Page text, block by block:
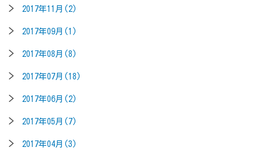
2017年11月(2)
2017年09月(1)
2017年08月(8)
2017年07月(18)
2017年06月(2)
2017年05月(7)
2017年04月(3)